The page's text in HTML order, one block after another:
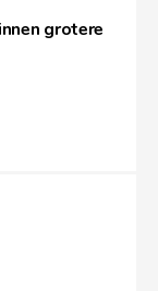
grotere